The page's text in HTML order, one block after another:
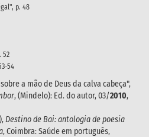
p. 48
52
54
a mão de Deus da calva cabeça",
, (Mindelo): Ed. do autor, 03/2010,
Destino de Bai: antologia de poesia
, Coimbra: Saúde em português,